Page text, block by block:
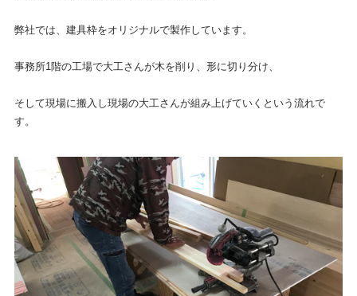
弊社では、建具枠をオリジナルで製作しています。
事務所1階の工場で大工さんが木を削り、形に切り分け、
そして現場に搬入し現場の大工さんが組み上げていくという流れで
す。